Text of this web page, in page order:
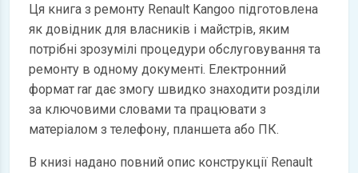
Ця книга з ремонту Renault Kangoo підготовлена
як довідник для власників і майстрів, яким
потрібні зрозумілі процедури обслуговування та
ремонту в одному документі. Електронний
формат rar дає змогу швидко знаходити розділи
за ключовими словами та працювати з
матеріалом з телефону, планшета або ПК.
В книзі надано повний опис конструкції Renault